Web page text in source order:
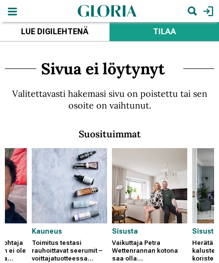
pääsisältöön
LUE DIGILEHTENÄ TILAA
Sivua ei löytynyt
Valitettavasti hakemasi sivu on poistettu tai sen
osoite on vaihtunut.
Suosituimmat
ei ole
Kauneus
Toimitus testasi
rauhoittavat seerumit –
voittajatuotteessa
Sisusta
Vaikuttaja Petra
Wettenrannan kotona
saa olla
Sisusta
Herätä